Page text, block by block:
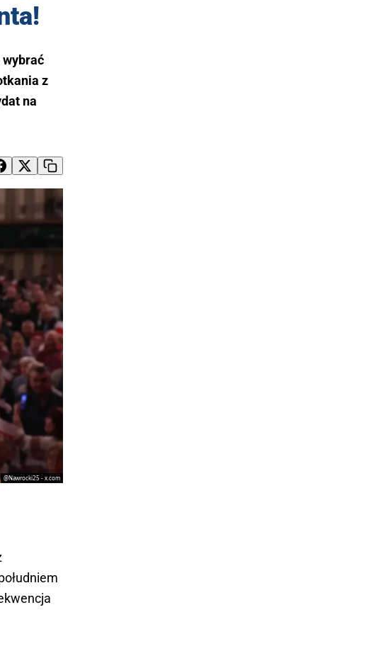
wybrać
z
na
@Nawrocki25 - x.com